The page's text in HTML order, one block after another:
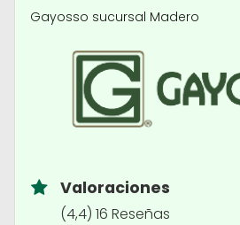
Gayosso sucursal Madero
Valoraciones
(4,4) 16 Reseñas